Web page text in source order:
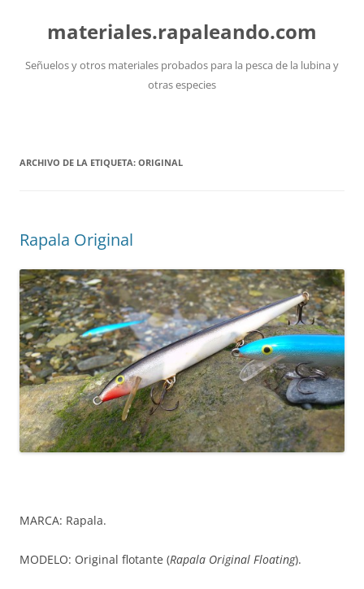
contenidomateriales.rapaleando.com
Señuelos y otros materiales probados para la pesca de la lubina y
otras especies
ARCHIVO DE LA ETIQUETA: ORIGINAL
Rapala Original
MARCA: Rapala.
MODELO: Original flotante (Rapala Original Floating).